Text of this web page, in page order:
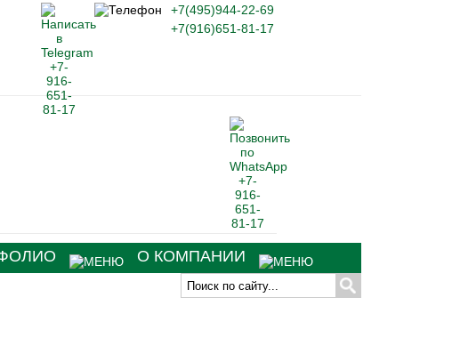
+7(495)944-22-69
+7(916)651-81-17
О КОМПАНИИ